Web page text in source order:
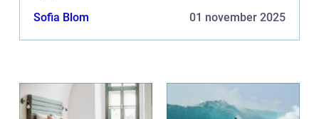
Sofia Blom 01 november 2025